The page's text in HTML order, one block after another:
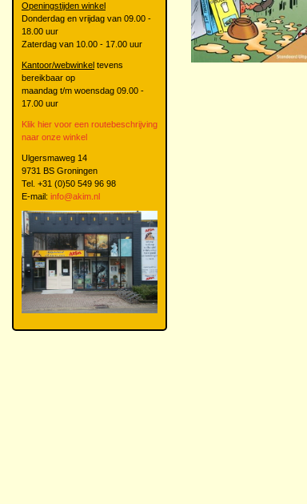
Openingstijden winkel
Donderdag en vrijdag van 09.00 -
18.00 uur
Zaterdag van 10.00 - 17.00 uur
Kantoor/webwinkel tevens
bereikbaar op
maandag t/m woensdag 09.00 -
17.00 uur
Klik hier voor een routebeschrijving
naar onze winkel
Ulgersmaweg 14
9731 BS Groningen
Tel. +31 (0)50 549 96 98
E-mail: info@akim.nl